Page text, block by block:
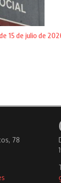
15 de julio de
78